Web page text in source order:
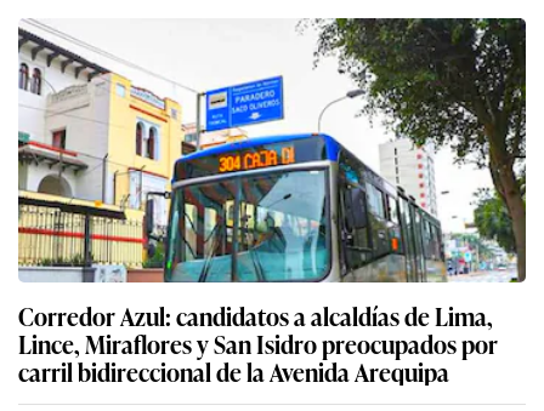
Corredor Azul: candidatos a alcaldías de Lima,
Lince, Miraflores y San Isidro preocupados por
carril bidireccional de la Avenida Arequipa